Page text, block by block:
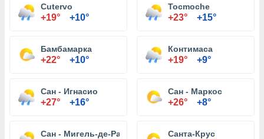
Cutervo
+19° +10°
Tocmoche
+23° +15°
Бамбамарка
+22° +10°
Контимаса
+19° +9°
Сан - Игнасио
+27° +16°
Сан - Маркос
+26° +8°
Сан - Мигель-де-Pallaques Санта-Крус